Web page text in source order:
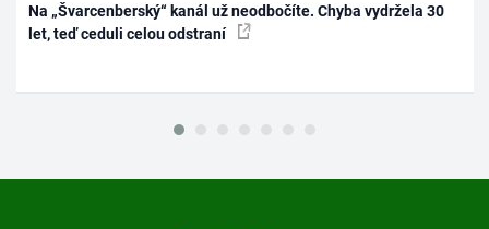
Na „Švarcenberský“ kanál už neodbočíte. Chyba vydržela 30
let, teď ceduli celou odstraní